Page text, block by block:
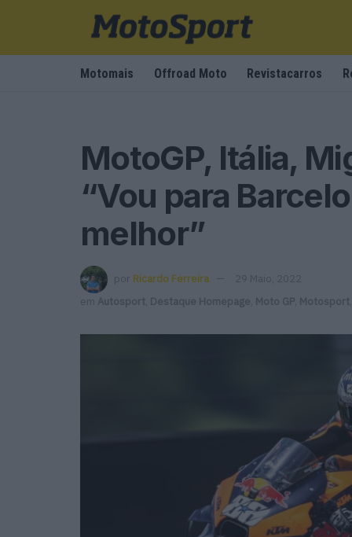
Motomais Offroad Moto Revistacarros
MotoGP, Itália,
“Vou para
melhor”
por Ricardo Ferreira
29 Maio, 2022
em
Autosport Destaque Homepage Moto GP Motosport